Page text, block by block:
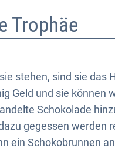
Trophäe
stehen, sind sie das
Geld und sie können
Schokolade
gegessen werden
ein Schokobrunnen